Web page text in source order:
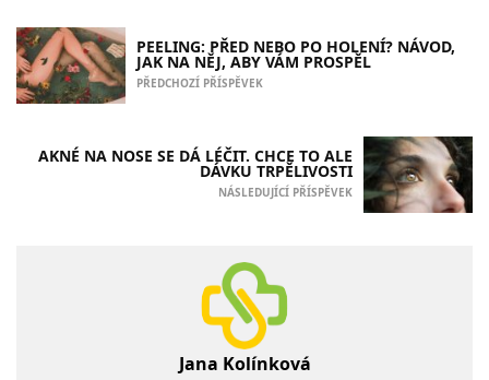
PEELING: PŘED NEBO PO HOLENÍ? NÁVOD,
JAK NA NĚJ, ABY VÁM PROSPĚL
PŘEDCHOZÍ PŘÍSPĚVEK
AKNÉ NA NOSE SE DÁ LÉČIT. CHCE TO ALE
DÁVKU TRPĚLIVOSTI
NÁSLEDUJÍCÍ PŘÍSPĚVEK
Jana Kolínková